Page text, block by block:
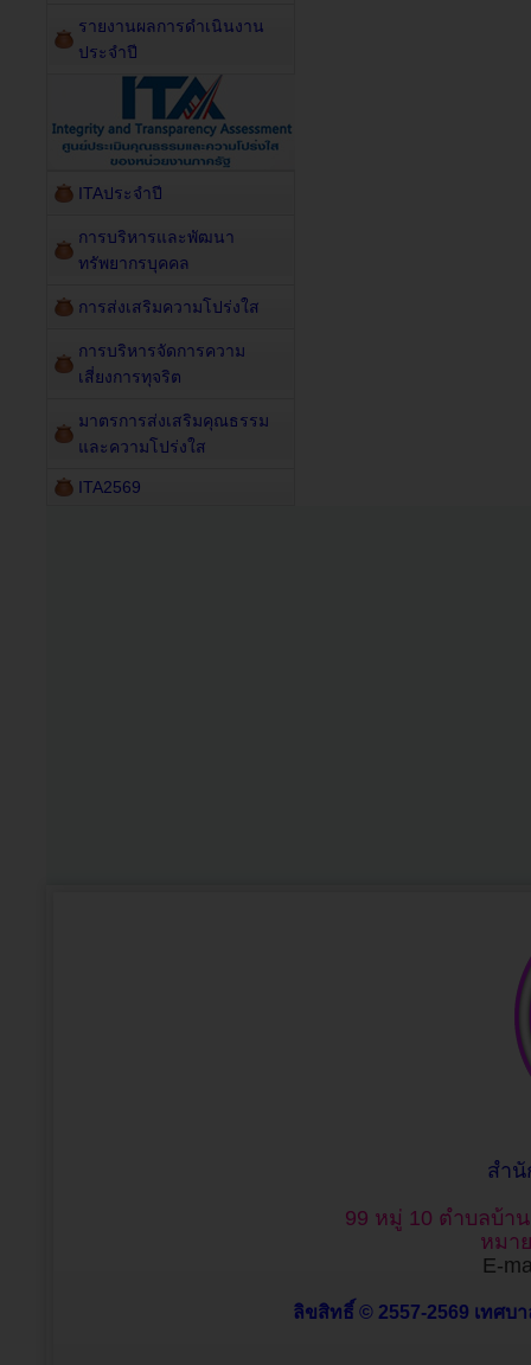
รายงานผลการดำเนินงาน
ประจำปี
ITAประจำปี
การบริหารและพัฒนา
ทรัพยากรบุคคล
การส่งเสริมความโปร่งใส
การบริหารจัดการความ
เสี่ยงการทุจริต
มาตรการส่งเสริมคุณธรรม
และความโปร่งใส
ITA2569
สำนั
99 หมู่ 10 ตำบลบ้า
หมา
E-
ลิขสิทธิ์ © 2557-2569 เทศบ